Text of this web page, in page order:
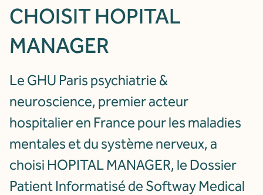
CHOISIT HOPITAL
MANAGER
Le GHU Paris psychiatrie &
neuroscience, premier acteur
hospitalier en France pour les maladies
mentales et du système nerveux, a
choisi HOPITAL MANAGER, le Dossier
Patient Informatisé de Softway Medical